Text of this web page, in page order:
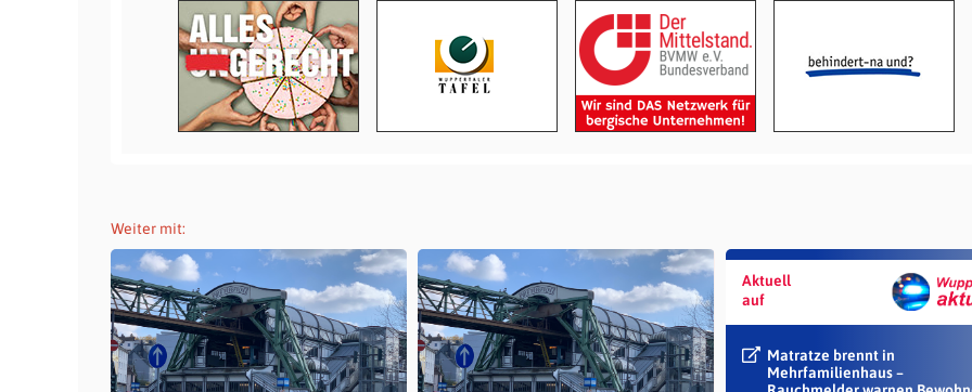
Weiter mit:
Aktuell
auf
Matratze brennt in
Mehrfamilienhaus –